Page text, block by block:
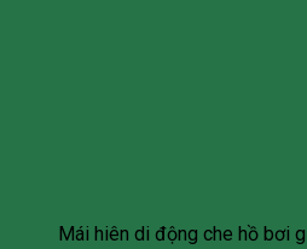
Mái hiên di động che hồ bơi